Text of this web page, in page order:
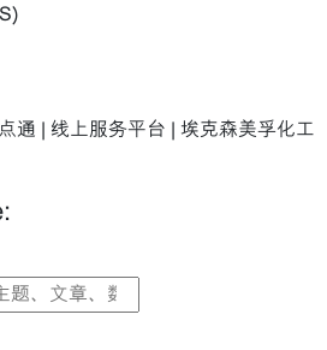
通 | 线上服务平台 | 埃克森美孚化工